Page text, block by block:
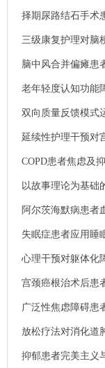
择期尿路结石手术
析.
三级康复护理对脑
脑中风合并偏瘫患
老年轻度认知功能
双向质量反馈模式
性情绪的影响分析.
延续性护理干预对
COPD患者焦虑及
以故事理论为基础
量的影响.
阿尔茨海默病患者
认知功能的相关性
失眠症患者应用睡
心理干预对躯体化
宫颈癌根治术后患
广泛性焦虑障碍患
放松疗法对消化道
抑郁患者完美主义